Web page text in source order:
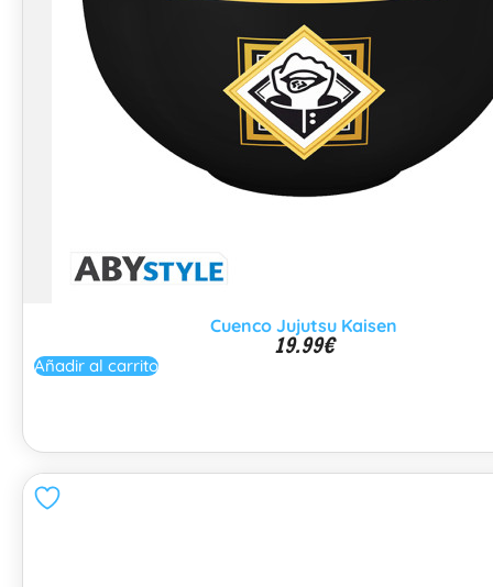
Cuenco Jujutsu Kaisen
19.99€
Añadir al carrito